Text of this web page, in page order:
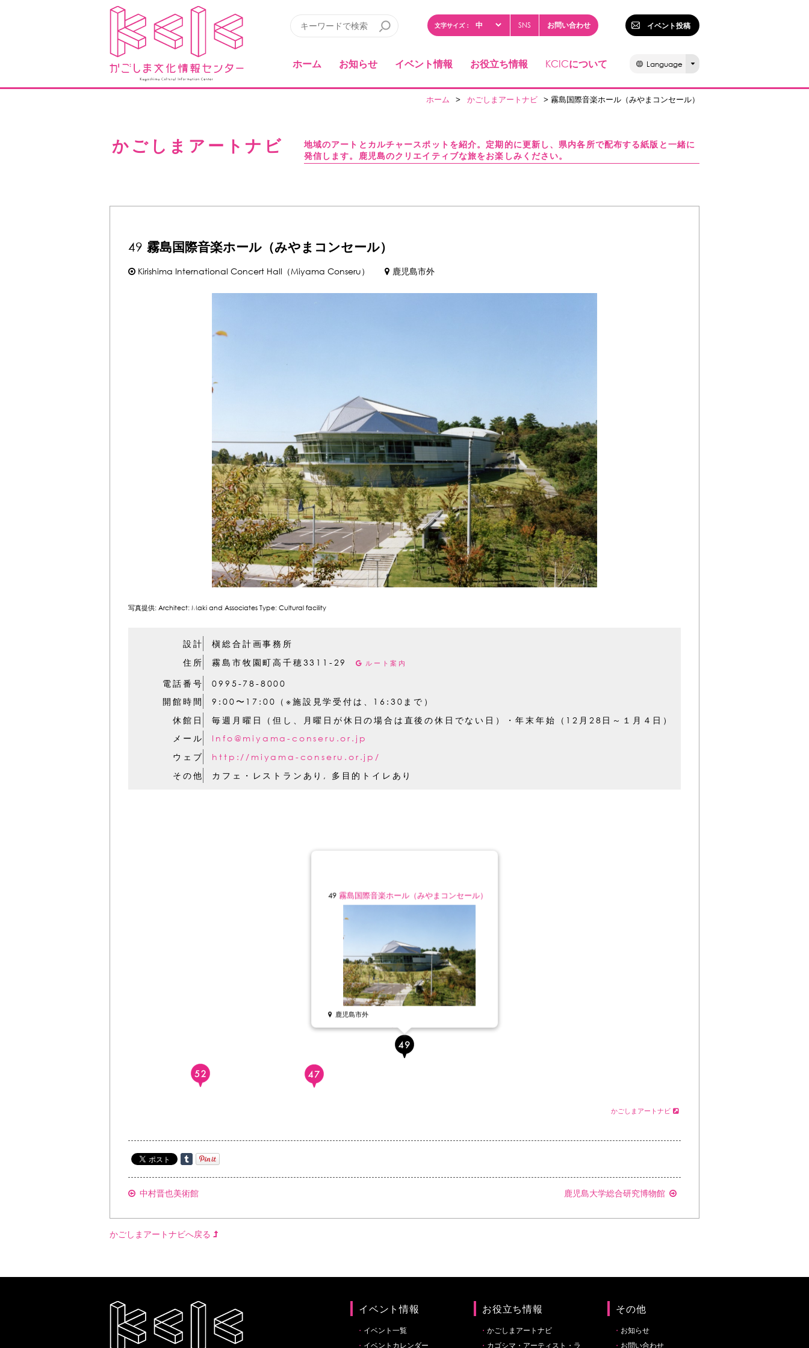
文字サイズ： SNS お問い合わせ イベント投稿
ホーム お知らせ イベント情報 お役立ち情報 KCICについて Language
ホーム > かごしまアートナビ > 霧島国際音楽ホール（みやまコンセール）
かごしまアートナビ
地域のアートとカルチャースポットを紹介。定期的に更新し、県内各所で配布する紙版と一緒に
発信します。鹿児島のクリエイティブな旅をお楽しみください。
49 霧島国際音楽ホール（みやまコンセール）
Kirishima International Concert Hall（Miyama Conseru） 鹿児島市外
写真提供: Architect: Maki and Associates Type: Cultural facility
設計
槇総合計画事務所
住所
霧島市牧園町高千穂3311-29 ルート案内
電話番号
0995-78-8000
開館時間
9:00〜17:00（※施設見学受付は、16:30まで）
休館日
毎週月曜日（但し、月曜日が休日の場合は直後の休日でない日）・年末年始（12月28日～１月４日）
メール
Info@miyama-conseru.or.jp
ウェブ
http://miyama-conseru.or.jp/
その他
カフェ・レストランあり, 多目的トイレあり
49 霧島国際音楽ホール（みやまコンセール）
鹿児島市外
かごしまアートナビ
中村晋也美術館 鹿児島大学総合研究博物館
かごしまアートナビへ戻る
イベント情報
イベント一覧
イベントカレンダー
お役立ち情報
かごしまアートナビ
カゴシマ・アーティスト・ラ
その他
お知らせ
お問い合わせ